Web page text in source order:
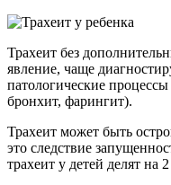
Трахеит без
явление, чаще
патологические
бронхит, фарингит).
Трахеит может быть
это следствие
трахеит у детей делят на